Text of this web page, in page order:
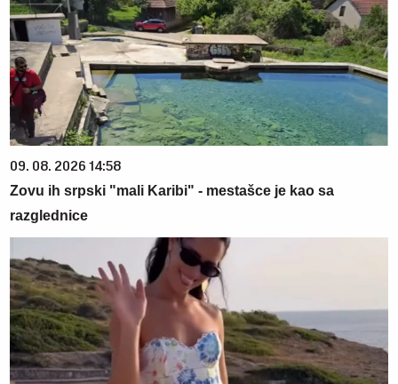
09. 08. 2026 14:58
Zovu ih srpski "mali Karibi" - mestašce je kao sa
razglednice